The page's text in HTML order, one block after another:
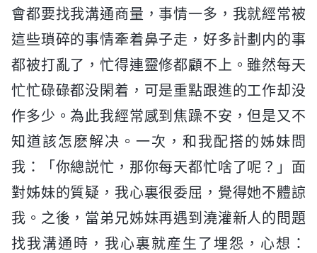
會都要找我溝通商量，事情一多，我就經常被
這些瑣碎的事情牽着鼻子走，好多計劃内的事
都被打亂了，忙得連靈修都顧不上。雖然每天
忙忙碌碌都没閑着，可是重點跟進的工作却没
作多少。為此我經常感到焦躁不安，但是又不
知道該怎麽解决。一次，和我配搭的姊妹問
我：「你總説忙，那你每天都忙啥了呢？」面
對姊妹的質疑，我心裏很委屈，覺得她不體諒
我。之後，當弟兄姊妹再遇到澆灌新人的問題
找我溝通時，我心裏就産生了埋怨，心想：